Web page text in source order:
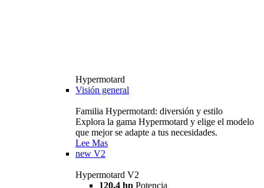
Hypermotard
Visión general
Familia Hypermotard: diversión y estilo
Explora la gama Hypermotard y elige el modelo
que mejor se adapte a tus necesidades.
Lee Mas
new V2
Hypermotard V2
120,4 hp Potencia